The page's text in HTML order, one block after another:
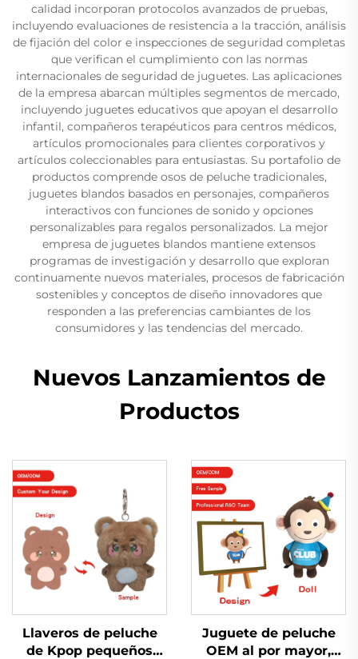
calidad incorporan protocolos avanzados de pruebas,
incluyendo evaluaciones de resistencia a la tracción, análisis
de fijación del color e inspecciones de seguridad completas
que verifican el cumplimiento con las normas
internacionales de seguridad de juguetes. Las aplicaciones
de la empresa abarcan múltiples segmentos de mercado,
incluyendo juguetes educativos que apoyan el desarrollo
infantil, compañeros terapéuticos para centros médicos,
artículos promocionales para clientes corporativos y
artículos coleccionables para entusiastas. Su portafolio de
productos comprende osos de peluche tradicionales,
juguetes blandos basados en personajes, compañeros
interactivos con funciones de sonido y opciones
personalizables para regalos personalizados. La mejor
empresa de juguetes blandos mantiene extensos
programas de investigación y desarrollo que exploran
continuamente nuevos materiales, procesos de fabricación
sostenibles y conceptos de diseño innovadores que
responden a las preferencias cambiantes de los
consumidores y las tendencias del mercado.
Nuevos Lanzamientos de
Productos
Llaveros de peluche
de Kpop pequeños
Juguete de peluche
OEM al por mayor,